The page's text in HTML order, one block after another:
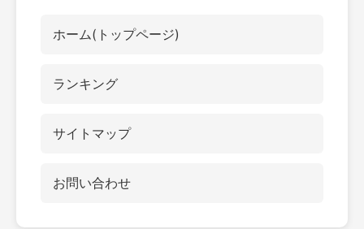
ホーム(トップページ)
ランキング
サイトマップ
お問い合わせ